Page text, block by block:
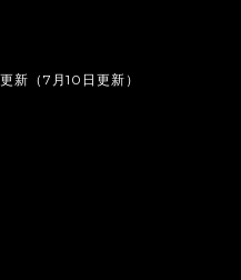
（7月10日更新）